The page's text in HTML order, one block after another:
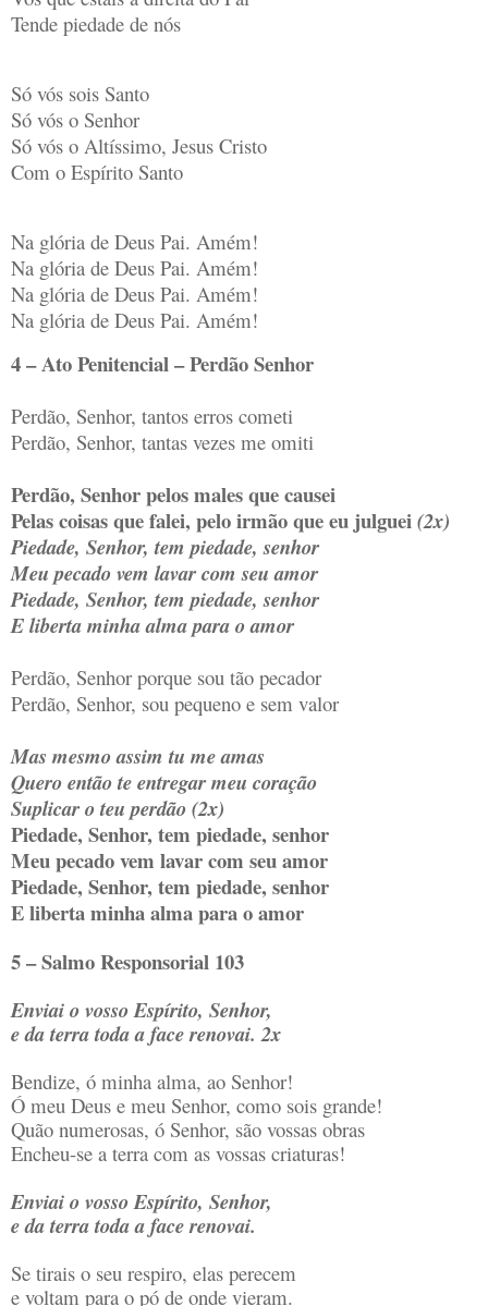
Tende piedade de nós
Só vós sois Santo
Só vós o Senhor
Só vós o Altíssimo, Jesus Cristo
Com o Espírito Santo
Na glória de Deus Pai. Amém!
Na glória de Deus Pai. Amém!
Na glória de Deus Pai. Amém!
Na glória de Deus Pai. Amém!
4 – Ato Penitencial – Perdão Senhor
Perdão, Senhor, tantos erros cometi
Perdão, Senhor, tantas vezes me omiti
Perdão, Senhor pelos males que causei
Pelas coisas que falei, pelo irmão que eu julguei(2x)
Piedade, Senhor, tem piedade, senhor
Meu pecado vem lavar com seu amor
Piedade, Senhor, tem piedade, senhor
E liberta minha alma para o amor
Perdão, Senhor porque sou tão pecador
Perdão, Senhor, sou pequeno e sem valor
Mas mesmo assim tu me amas
Quero então te entregar meu coração
Suplicar o teu perdão (2x)
Piedade, Senhor, tem piedade, senhor
Meu pecado vem lavar com seu amor
Piedade, Senhor, tem piedade, senhor
E liberta minha alma para o amor
5 – Salmo Responsorial 103
Enviai o vosso Espírito, Senhor,
e da terra toda a face renovai. 2x
Bendize, ó minha alma, ao Senhor!
Ó meu Deus e meu Senhor, como sois grande!
Quão numerosas, ó Senhor, são vossas obras
Encheu-se a terra com as vossas criaturas!
Enviai o vosso Espírito, Senhor,
e da terra toda a face renovai.
Se tirais o seu respiro, elas perecem
e voltam para o pó de onde vieram.